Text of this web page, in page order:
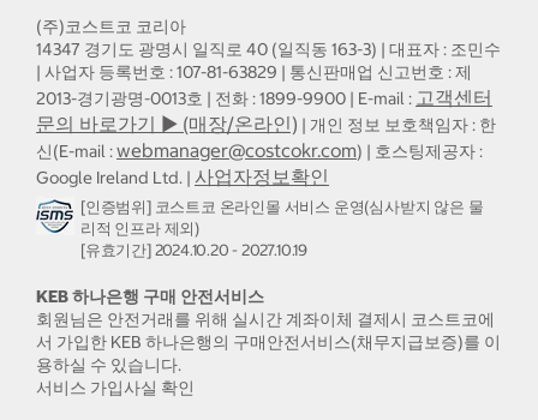
(주)코스트코 코리아
14347 경기도 광명시 일직로 40 (일직동 163-3) | 대표자 : 조민수
| 사업자 등록번호 : 107-81-63829 | 통신판매업 신고번호 : 제
2013-경기광명-0013호 | 전화 : 1899-9900 | E-mail : 고객센터
문의 바로가기 ▶ (매장/온라인) | 개인 정보 보호책임자 : 한
신(E-mail :webmanager@costcokr.com) | 호스팅제공자 :
Google Ireland Ltd. | 사업자정보확인
[인증범위] 코스트코 온라인몰 서비스 운영(심사받지 않은 물
리적 인프라 제외)
[유효기간] 2024.10.20 - 2027.10.19
KEB 하나은행 구매 안전서비스
회원님은 안전거래를 위해 실시간 계좌이체 결제시 코스트코에
서 가입한 KEB 하나은행의 구매안전서비스(채무지급보증)를 이
용하실 수 있습니다.
서비스 가입사실 확인